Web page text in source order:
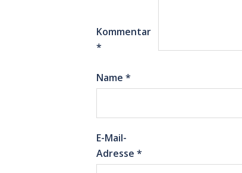
Kommentar
*
Name *
E-Mail-
Adresse *